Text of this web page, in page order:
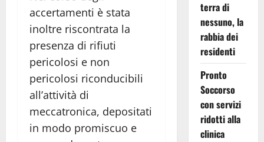
accertamenti è stata
inoltre riscontrata la
presenza di rifiuti
pericolosi e non
pericolosi riconducibili
all’attività di
meccatronica, depositati
in modo promiscuo e
terra di
nessuno, la
rabbia dei
residenti
Pronto
Soccorso
con servizi
ridotti alla
clinica